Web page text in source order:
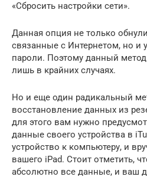
«Сбросить настройки сети».
Данная опция не только
связанные с Интернетом, но и
пароли. Поэтому данный
лишь в крайних случаях.
Но и еще один радикальный
восстановление данных из
для этого вам нужно
данные своего устройства в
устройство к компьютеру, и
вашего iPad. Стоит отметить,
абсолютно все данные, и ваш